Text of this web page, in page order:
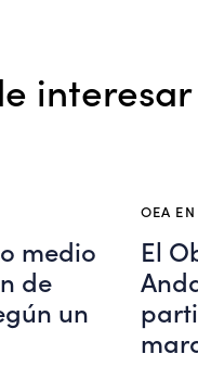
interesar
medio
de
un
OEA
El